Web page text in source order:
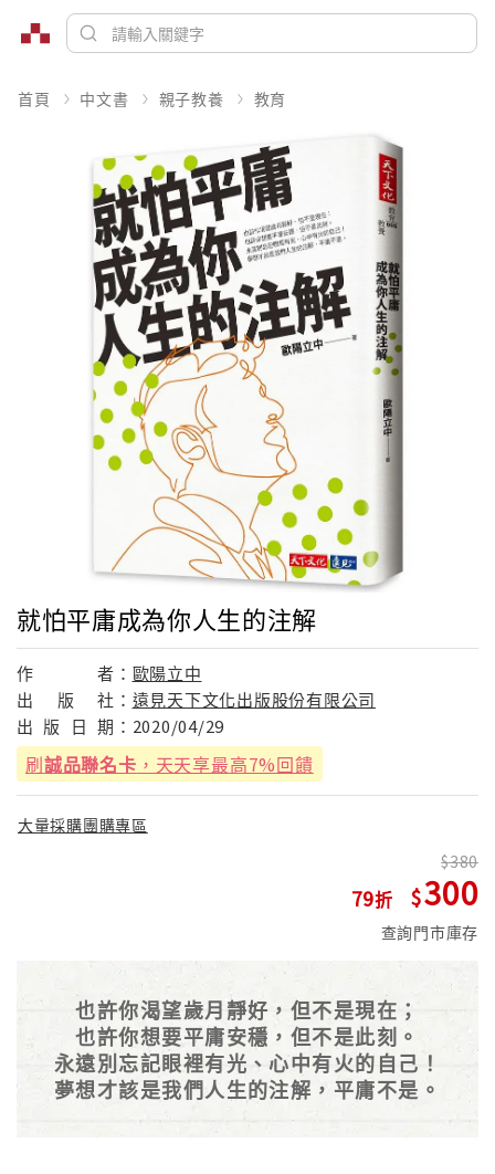
首頁 中文書 親子教養 教育
就怕平庸成為你人生的注解
作 者： 歐陽立中
出
版 社： 遠見天下文化出版股份有限公司
出 版 日 期： 2020/04/29
刷誠品聯名卡 ，天天享最高7%回饋
大量採購團購專區
79
380
300
查詢門市庫存
也許你渴望歲月靜好，但不是現在；
也許你想要平庸安穩，但不是此刻。
永遠別忘記眼裡有光、心中有火的自己！
夢想才該是我們人生的注解，平庸不是。